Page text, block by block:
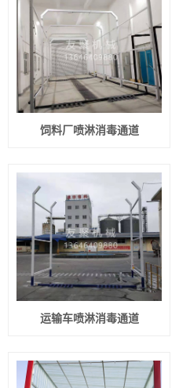
饲料厂喷淋消毒通道
运输车喷淋消毒通道